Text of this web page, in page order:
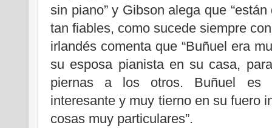
sin piano” y Gibson alega que
tan fiables, como sucede siempre
irlandés comenta que “Buñuel era
su esposa pianista en su casa,
piernas a los otros. Buñuel es
interesante y muy tierno en su fuero
cosas muy particulares”.